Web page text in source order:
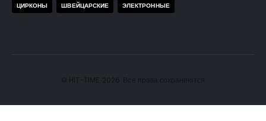
ЦИРКОНЫ ШВЕЙЦАРСКИЕ ЭЛЕКТРОННЫЕ
© HIT-TIME. 2026. Все права сохраняются